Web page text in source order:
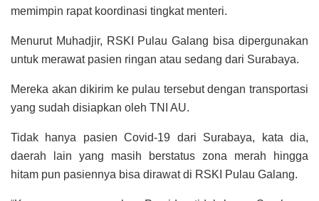
memimpin rapat koordinasi tingkat menteri.
Menurut Muhadjir, RSKI Pulau Galang bisa dipergunakan
untuk merawat pasien ringan atau sedang dari Surabaya.
Mereka akan dikirim ke pulau tersebut dengan transportasi
yang sudah disiapkan oleh TNI AU.
Tidak hanya pasien Covid-19 dari Surabaya, kata dia,
daerah lain yang masih berstatus zona merah hingga
hitam pun pasiennya bisa dirawat di RSKI Pulau Galang.